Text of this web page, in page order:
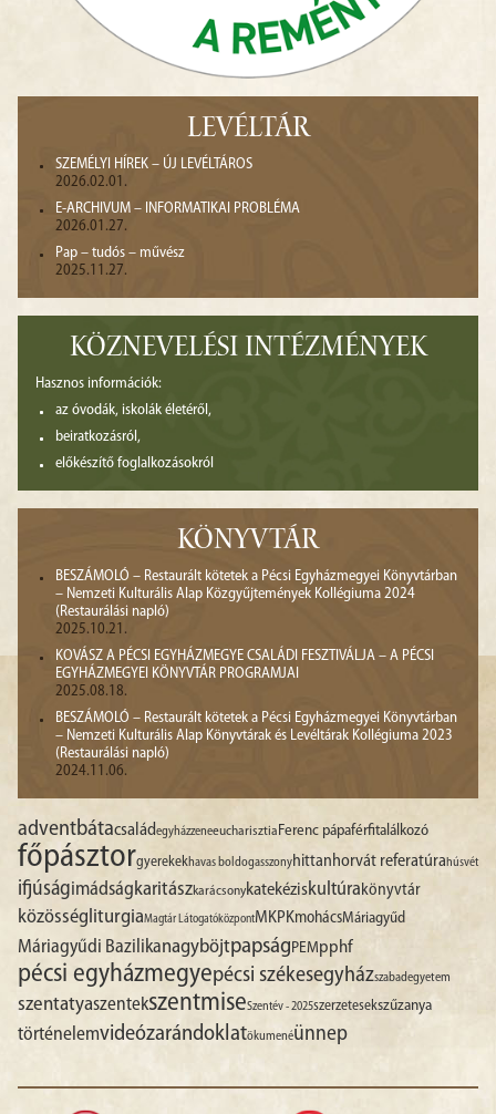
LEVÉLTÁR
SZEMÉLYI HÍREK – ÚJ LEVÉLTÁROS
2026.02.01.
E-ARCHIVUM – INFORMATIKAI PROBLÉMA
2026.01.27.
Pap – tudós – művész
2025.11.27.
KÖZNEVELÉSI INTÉZMÉNYEK
Hasznos információk:
az óvodák, iskolák életéről,
beiratkozásról,
előkészítő foglalkozásokról
KÖNYVTÁR
BESZÁMOLÓ – Restaurált kötetek a Pécsi Egyházmegyei Könyvtárban
– Nemzeti Kulturális Alap Közgyűjtemények Kollégiuma 2024
(Restaurálási napló)
2025.10.21.
KOVÁSZ A PÉCSI EGYHÁZMEGYE CSALÁDI FESZTIVÁLJA – A PÉCSI
EGYHÁZMEGYEI KÖNYVTÁR PROGRAMJAI
2025.08.18.
BESZÁMOLÓ – Restaurált kötetek a Pécsi Egyházmegyei Könyvtárban
– Nemzeti Kulturális Alap Könyvtárak és Levéltárak Kollégiuma 2023
(Restaurálási napló)
2024.11.06.
adventbátacsaládegyházzeneeucharisztiaFerenc pápaférfitalálkozó
főpásztorgyerekekhavas boldogasszonyhittanhorvát referatúrahúsvét
ifjúságimádságkaritászkarácsonykatekéziskultúrakönyvtár
közösségliturgiaMagtár LátogatóközpontMKPKmohácsMáriagyűd
Máriagyűdi BazilikanagyböjtpapságPEMpphf
pécsi egyházmegyepécsi székesegyházszabadegyetem
szentatyaszentekszentmiseSzentév - 2025szerzetesekszűzanya
történelemvideózarándoklatökumenéünnep